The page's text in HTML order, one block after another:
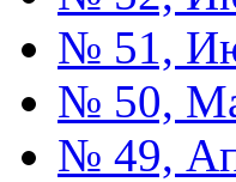
№ 51,
№ 50,
№ 49,